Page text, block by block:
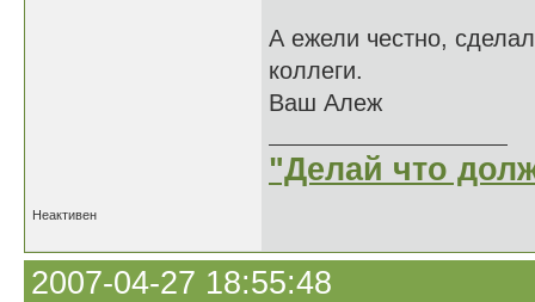
А ежели честно,
коллеги.
Ваш Алеж
"Делай что
Неактивен
2007-04-27 18:55:48